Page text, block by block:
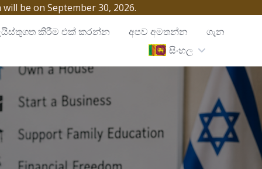
be on September 30, 2026.
කිරීම එක් කරන්න අපව අමතන්න
ගැන
සිංහල